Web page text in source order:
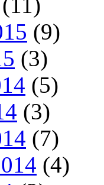
(11)
(9)
(3)
(5)
(3)
(7)
(4)